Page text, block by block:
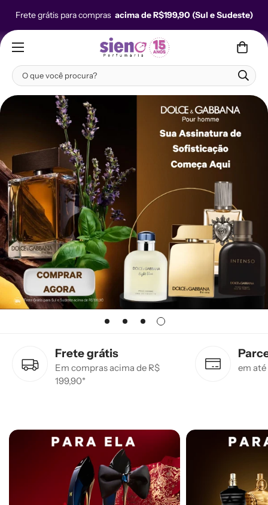
Frete grátis para compras acima de R$199,90 (Sul e Sudeste)
Frete grátis
Em compras acima de R$
199,90*
em até